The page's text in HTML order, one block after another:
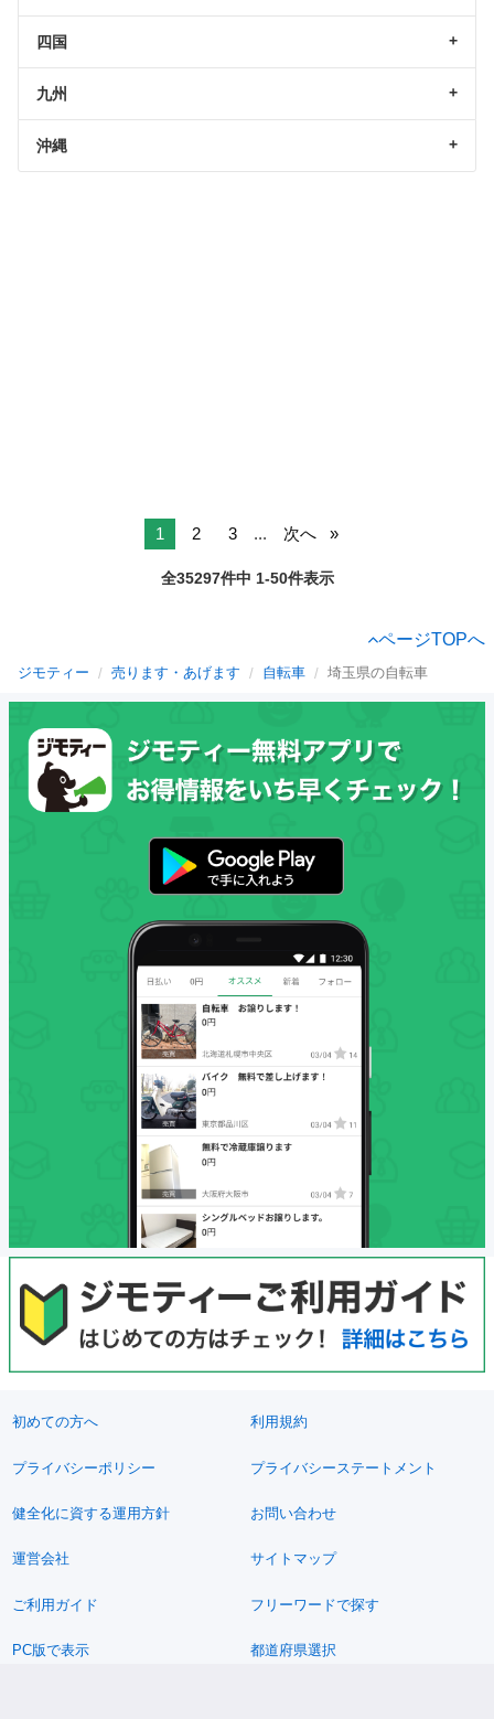
四国
九州
沖縄
1 2 3 ... 次へ
全35297件中 1-50件表示
ページTOPへ
ジモティー 売ります・あげます 自転車 埼玉県の自転車
初めての方へ 利用規約
プライバシーポリシー プライバシーステートメント
健全化に資する運用方針 お問い合わせ
運営会社 サイトマップ
ご利用ガイド フリーワードで探す
PC版で表示 都道府県選択